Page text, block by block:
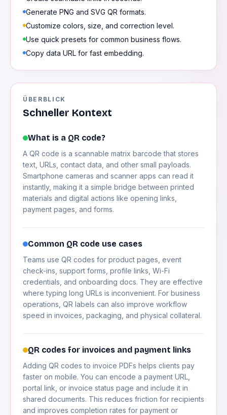
Generate PNG and SVG QR formats.
Customize colors, size, and correction level.
Use quick presets for common business flows.
Copy data URL for fast embedding.
ÜBERBLICK
Schneller Kontext
What is a QR code?
A QR code is a scannable matrix barcode that stores
text, URLs, contact data, and other small payloads.
Smartphone cameras and scanner apps can read it
instantly, making it a simple bridge between printed
materials and digital actions like opening links,
payment pages, and forms.
Common QR code use cases
Teams use QR codes for product pages, event
check-ins, support forms, profile links, Wi-Fi
credentials, and onboarding docs. They are effective
where typing long URLs is inconvenient. For business
operations, QR labels can also improve workflow
speed in invoices, packaging, and physical collateral.
QR codes for invoices and payment links
Adding QR codes to invoice PDFs helps clients pay
faster on mobile. You can encode a payment URL,
portal link, or invoice status page and include it in
shared documents. This reduces friction for recipients
and improves completion rates for payment or